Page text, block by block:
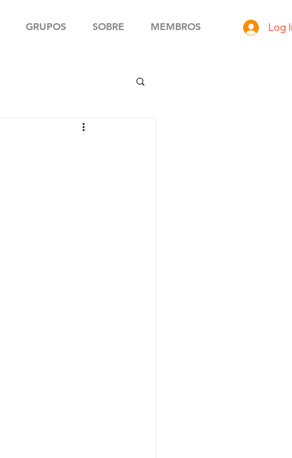
GRUPOS SOBRE MEMBROS Log